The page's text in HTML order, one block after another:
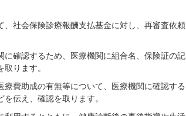
社会保険診療報酬支払基金に対し、再審査依頼
確認するため、医療機関に組合名、保険証の記
ります。
費助成の有無等について、医療機関に確認する
伝え、確認を取ります。